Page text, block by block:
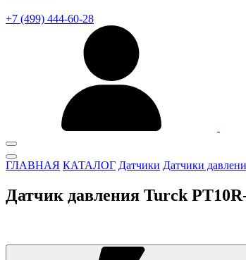
+7 (499) 444-60-28
ГЛАВНАЯ КАТАЛОГ Датчики Датчики
Датчик давления Turck